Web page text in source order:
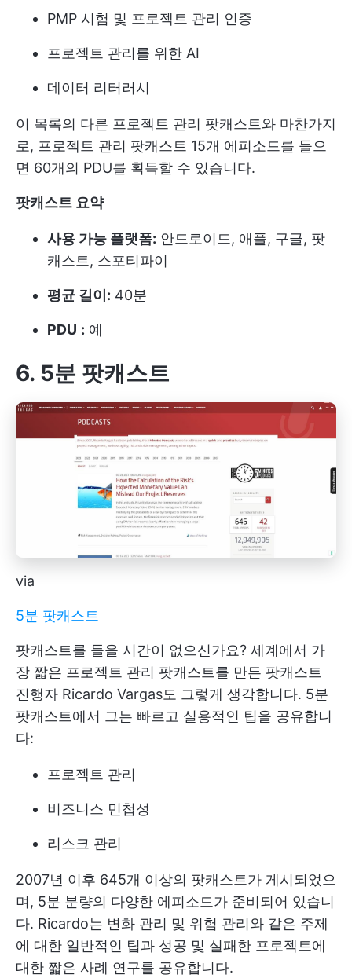
PMP 시험 및 프로젝트 관리 인증
프로젝트 관리를 위한 AI
데이터 리터러시
이 목록의 다른 프로젝트 관리 팟캐스트와 마찬가지
로, 프로젝트 관리 팟캐스트 15개 에피소드를 들으
면 60개의 PDU를 획득할 수 있습니다.
팟캐스트 요약
사용 가능 플랫폼: 안드로이드, 애플, 구글, 팟
캐스트, 스포티파이
평균 길이: 40분
PDU : 예
6. 5분 팟캐스트
via
5분 팟캐스트
팟캐스트를 들을 시간이 없으신가요? 세계에서 가
장 짧은 프로젝트 관리 팟캐스트를 만든 팟캐스트
진행자 Ricardo Vargas도 그렇게 생각합니다. 5분
팟캐스트에서 그는 빠르고 실용적인 팁을 공유합니
다:
프로젝트 관리
비즈니스 민첩성
리스크 관리
2007년 이후 645개 이상의 팟캐스트가 게시되었으
며, 5분 분량의 다양한 에피소드가 준비되어 있습니
다. Ricardo는 변화 관리 및 위험 관리와 같은 주제
에 대한 일반적인 팁과 성공 및 실패한 프로젝트에
대한 짧은 사례 연구를 공유합니다.